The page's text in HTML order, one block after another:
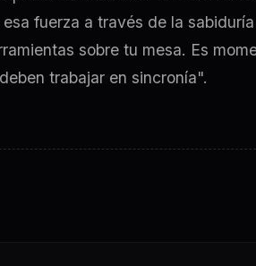
fuerza a través de la sabiduría
sobre tu mesa. Es
trabajar en sincronía".